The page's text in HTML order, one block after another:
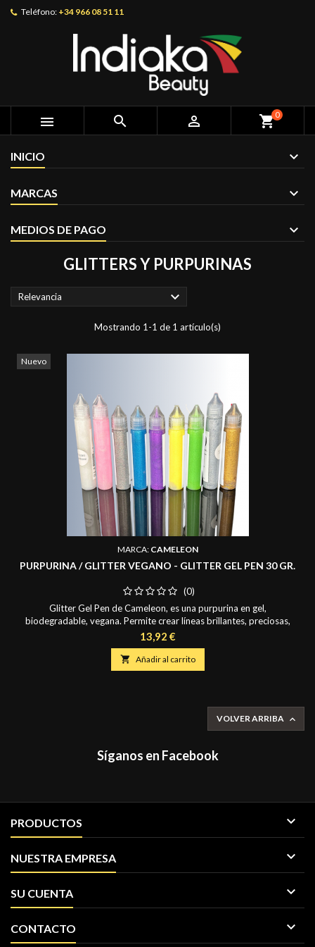
Teléfono: +34 966 08 51 11
   shopping_cart0
INICIO
MARCAS
MEDIOS DE PAGO
GLITTERS Y PURPURINAS
Relevancia 
Mostrando 1-1 de 1 artículo(s)
Nuevo
MARCA: CAMELEON
PURPURINA / GLITTER VEGANO - GLITTER GEL PEN 30 GR.
(0)
Glitter Gel Pen de Cameleon, es una purpurina en gel,
biodegradable, vegana. Permite crear líneas brillantes, preciosas,
delicadas y precisas, gracias a su fórmula y a su botella con forma de
bolígrafo y boquilla ultrafina. Este producto es perfecto para
perfeccionar tus diseños de maquillaje fantasía y artístico facial,
pintacaritas, face painting, con...
Precio
13,92 €
 Añadir al carrito
VOLVER ARRIBA 
Síganos en Facebook
PRODUCTOS 
NUESTRA EMPRESA 
SU CUENTA 
CONTACTO 